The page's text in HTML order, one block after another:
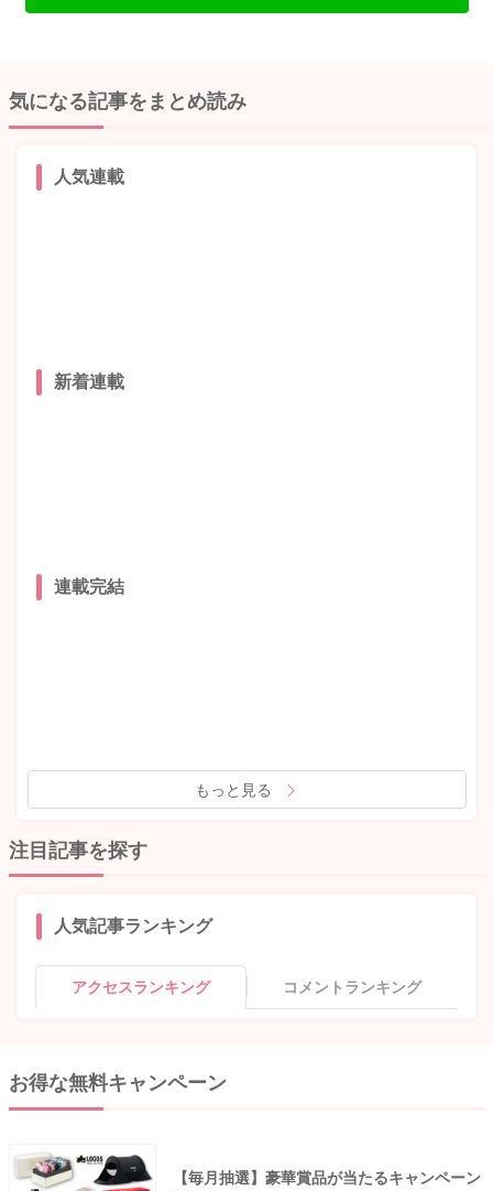
気になる記事をまとめ読み
人気連載
新着連載
連載完結
もっと見る
注目記事を探す
人気記事ランキング
アクセスランキング コメントランキング
お得な無料キャンペーン
【毎月抽選】豪華賞品が当たるキャンペーン